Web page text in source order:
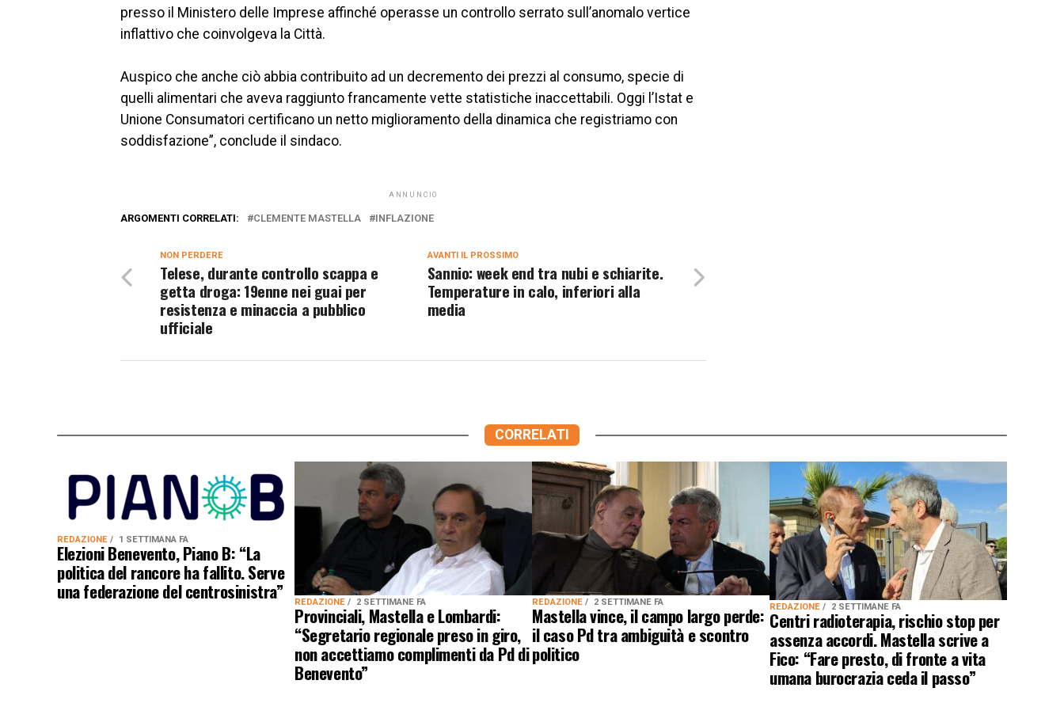
presso il Ministero delle Imprese affinché operasse un controllo serrato sull’anomalo vertice
inflattivo che coinvolgeva la Città.
Auspico che anche ciò abbia contribuito ad un decremento dei prezzi al consumo, specie di
quelli alimentari che aveva raggiunto francamente vette statistiche inaccettabili. Oggi l’Istat e
Unione Consumatori certificano un netto miglioramento della dinamica che registriamo con
soddisfazione”, conclude il sindaco.
ANNUNCIO
ARGOMENTI CORRELATI: CLEMENTE MASTELLA INFLAZIONE
AVANTI IL ​​PROSSIMO
Sannio: week end tra nubi e schiarite.
Temperature in calo, inferiori alla
media
NON PERDERE
Telese, durante controllo scappa e
getta droga: 19enne nei guai per
resistenza e minaccia a pubblico
ufficiale
CORRELATI
REDAZIONE 1 SETTIMANA FA
Elezioni Benevento, Piano B: “La
politica del rancore ha fallito. Serve
una federazione del centrosinistra” REDAZIONE 2 SETTIMANE FA
Provinciali, Mastella e Lombardi:
“Segretario regionale preso in giro,
non accettiamo complimenti da Pd di
Benevento”
REDAZIONE 2 SETTIMANE FA
Mastella vince, il campo largo perde:
il caso Pd tra ambiguità e scontro
politico
REDAZIONE 2 SETTIMANE FA
Centri radioterapia, rischio stop per
assenza accordi. Mastella scrive a
Fico: “Fare presto, di fronte a vita
umana burocrazia ceda il passo”